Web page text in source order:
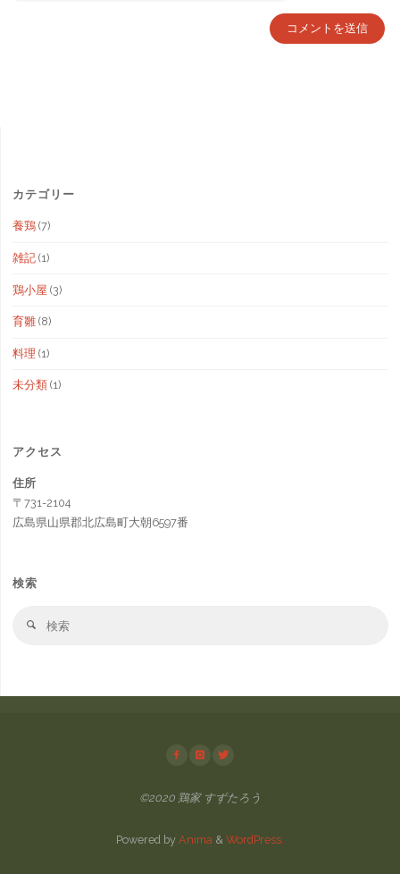
カテゴリー
養鶏(7)
雑記(1)
鶏小屋 (3)
育雛(8)
料理 (1)
未分類(1)
アクセス
住所
〒731-2104
広島県山県郡北広島町大朝6597番
検索
検
©2020 鶏家 すずたろう
Powered by Anima & WordPress.